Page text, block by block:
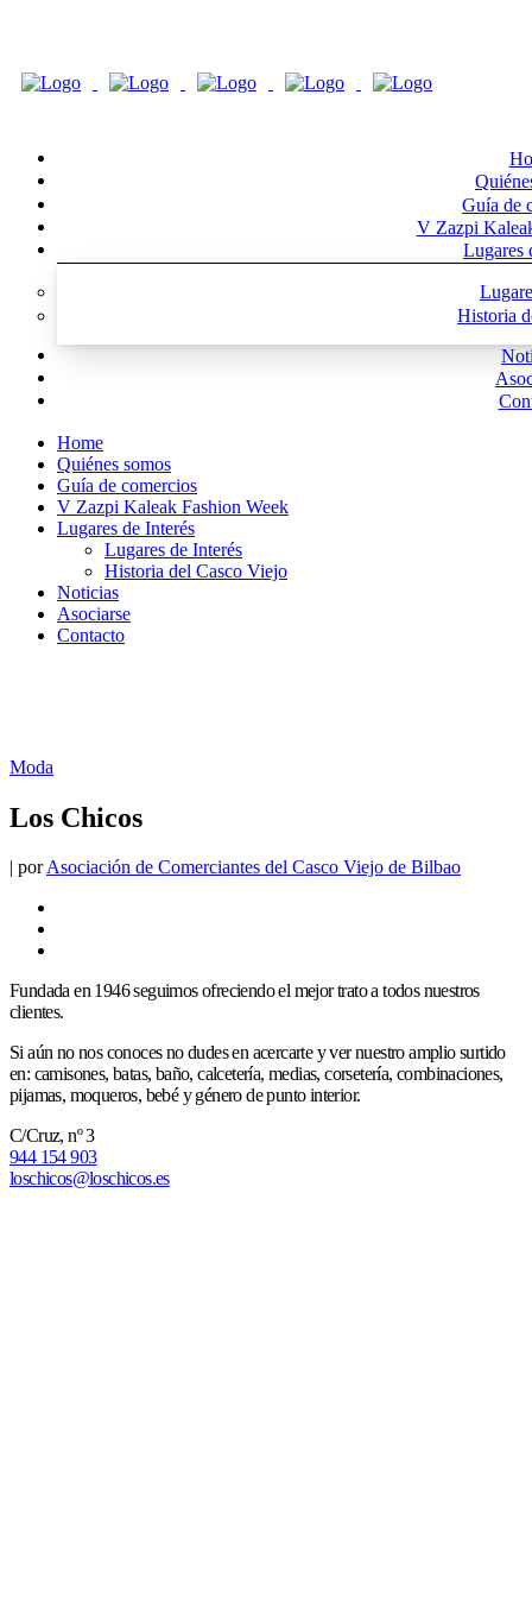
Guía de
V Zazpi
Lugares
Historia
Home
Quiénes somos
Guía de comercios
V Zazpi Kaleak Fashion Week
Lugares de Interés
Lugares de Interés
Historia del Casco Viejo
Noticias
Asociarse
Contacto
Moda
Los Chicos
| porAsociación de Comerciantes del Casco Viejo de Bilbao
Fundada en 1946 seguimos ofreciendo el mejor trato a todos nuestros
clientes.
Si aún no nos conoces no dudes en acercarte y ver nuestro amplio surtido
en: camisones, batas, baño, calcetería, medias, corsetería, combinaciones,
pijamas, moqueros, bebé y género de punto interior.
C/Cruz, nº 3
944 154 903
loschicos@loschicos.es